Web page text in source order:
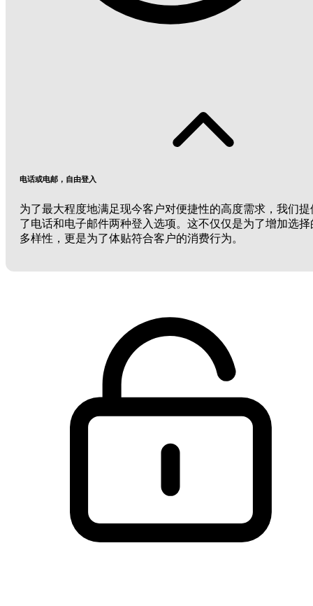
电话或电邮，自由登入
为了最大程度地满足现今客户对便捷性的高度需求，我们提
了电话和电子邮件两种登入选项。这不仅仅是为了增加选择
多样性，更是为了体贴符合客户的消费行为。